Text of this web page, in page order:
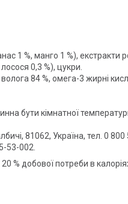
1 %, манго 1 %), екстракти
0,3 %), цукри.
84 %, омега-3 жирні
бути кімнатної
81062, Україна, тел. 0 800
53-002.
добової потреби в